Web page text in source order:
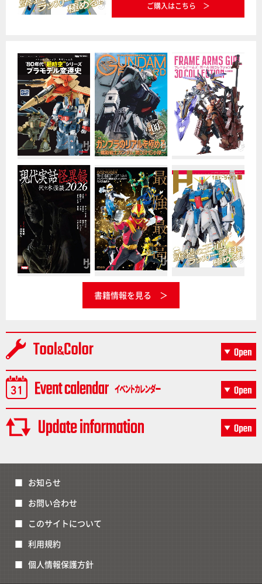
ご購入はこちら
書籍情報を見る
お知らせ
お問い合わせ
このサイトについて
利用規約
個人情報保護方針